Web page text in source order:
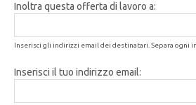
Inoltra questa offerta di lavoro a:
Inserisci gli indirizzi email dei destinatari. Separa ogni
Inserisci il tuo indirizzo email: